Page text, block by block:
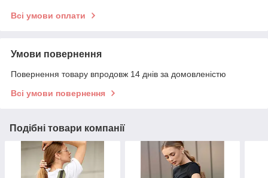
Всі умови оплати
Умови повернення
Повернення товару впродовж 14 днів за домовленістю
Всі умови повернення
Подібні товари компанії